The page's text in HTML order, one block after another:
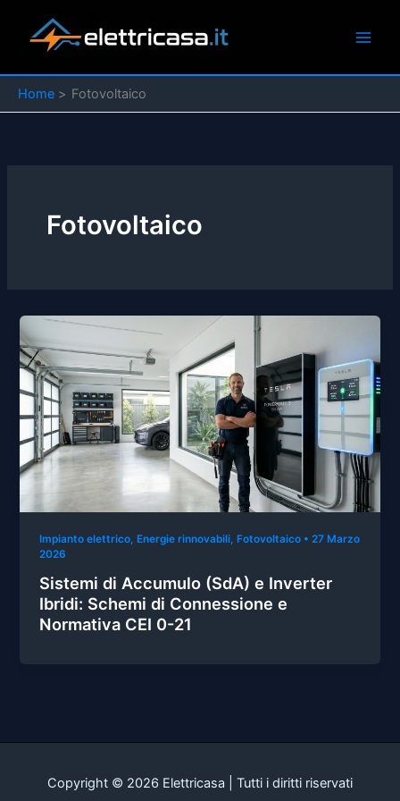
contenuto
Home Fotovoltaico
Fotovoltaico
Impianto elettrico, Energie rinnovabili, Fotovoltaico •27 Marzo
2026
Sistemi di Accumulo (SdA) e Inverter
Ibridi: Schemi di Connessione e
Normativa CEI 0-21
Copyright © 2026 Elettricasa | Tutti i diritti riservati